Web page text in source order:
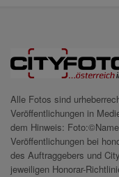
Alle Fotos sind
Veröffentlichungen in
dem Hinweis:
Veröffentlichungen bei
des Auftraggebers und
jeweiligen Honorar-